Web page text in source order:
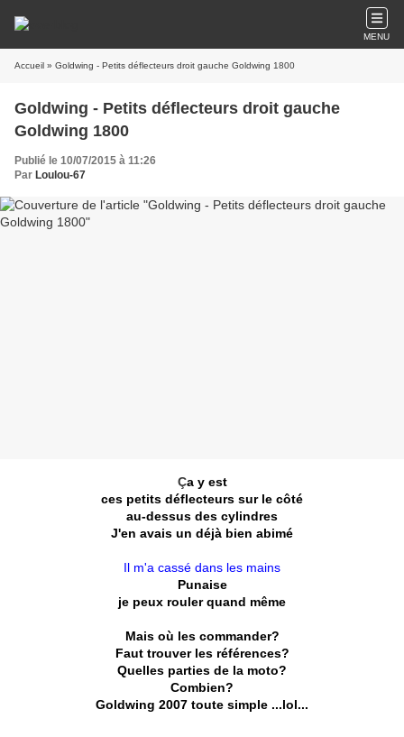
MENU
Accueil » Goldwing - Petits déflecteurs droit gauche Goldwing 1800
Goldwing - Petits déflecteurs droit gauche
Goldwing 1800
Publié le 10/07/2015 à 11:26
Par Loulou-67
Ça y est
ces petits déflecteurs sur le côté
au-dessus des cylindres
J'en avais un déjà bien abimé
Il m'a cassé dans les mains
Punaise
je peux rouler quand même
Mais où les commander?
Faut trouver les références?
Quelles parties de la moto?
Combien?
Goldwing 2007 toute simple ...lol...